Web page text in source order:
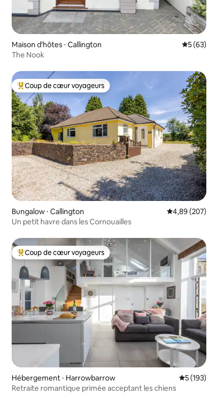
Maison d'hôtes ⋅ Callington
5 (63)
The Nook
Coups de cœur voyageurs les plus appréciés
Coup de cœur voyageurs
Bungalow ⋅ Callington Évaluation
4,89 (207)
Un petit havre dans les Cornouailles
Coups de cœur voyageurs les plus appréciés
Coup de cœur voyageurs
Hébergement ⋅ Harrowbarrow Évaluation
5 (193)
Retraite romantique primée acceptant les chiens